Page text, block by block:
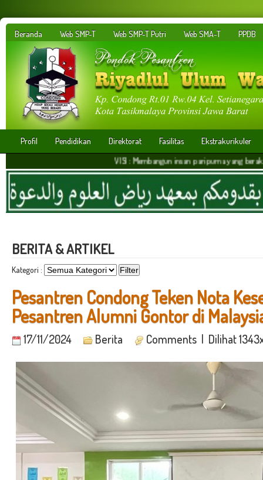
Beranda Web SMP-T Web SMP-T Putri Web SMA-T PPDB
Profil Pendidikan Direktorat Fasilitas
Ekstrakurikuler
VISI : Membangun insan paripurna yang berakhlakul
BERITA & ARTIKEL
Kategori :
Pesantren Condong Teken Nota
Pesantren Alumni Gontor di
17/11/2024 Berita Comments | Dilihat